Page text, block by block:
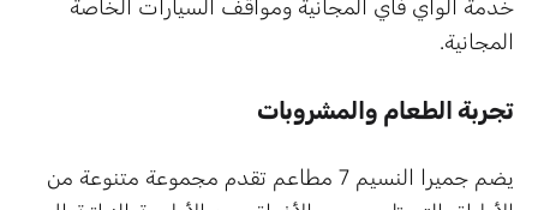
خدمة الواي فاي المجانية ومواقف السيارات الخاصة
المجانية.
تجربة الطعام والمشروبات
يضم جميرا النسيم 7 مطاعم تقدم مجموعة متنوعة من